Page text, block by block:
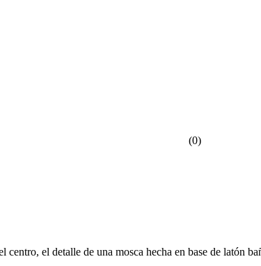
(0)
el detalle de una mosca hecha en base de latón